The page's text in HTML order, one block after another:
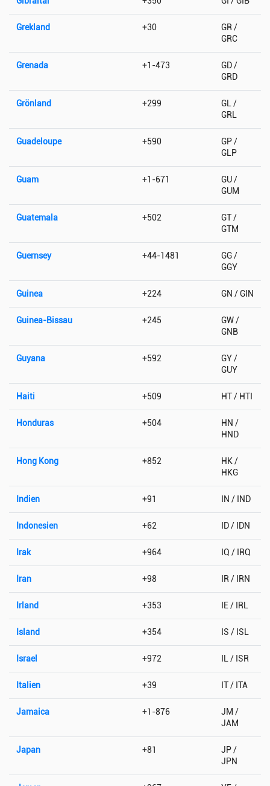
Grekland +30
GR /
GRC
Grenada +1-473
GD /
GRD
Grönland +299
GL /
GRL
Guadeloupe +590
GP /
GLP
Guam +1-671
GU /
GUM
Guatemala +502
GT /
GTM
Guernsey +44-1481
GG /
GGY
Guinea +224 GN / GIN
Guinea-Bissau +245
GW /
GNB
Guyana +592
GY /
GUY
Haiti +509 HT / HTI
Honduras +504
HN /
HND
Hong Kong +852
HK /
HKG
Indien +91 IN / IND
Indonesien +62 ID / IDN
Irak +964 IQ / IRQ
Iran +98 IR / IRN
Irland +353 IE / IRL
Island +354 IS / ISL
Israel +972 IL / ISR
Italien +39 IT / ITA
Jamaica +1-876
JM /
JAM
Japan +81
JP /
JPN